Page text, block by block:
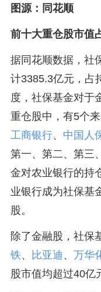
图源：同花顺
前十大重仓股市值
据同花顺数据，社
计3385.3亿元，占
度，社保基金对于
重仓股中，有5个
工商银行、 中国人
第一、第二、第三
金对农业银行的持
业银行成为社保基
股。
除了金融股，社保
铁、 比亚迪 、 万华
股市值均超过40亿